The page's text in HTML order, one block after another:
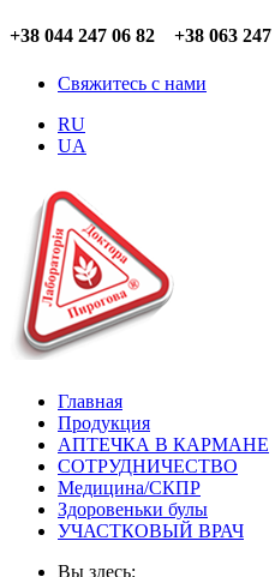
+38 044 247 06 82 +38 063
Свяжитесь с нами
RU
UA
Главная
Продукция
АПТЕЧКА В КАРМАНЕ
СОТРУДНИЧЕСТВО
Медицина/СКПР
Здоровеньки булы
УЧАСТКОВЫЙ ВРАЧ
Вы здесь: